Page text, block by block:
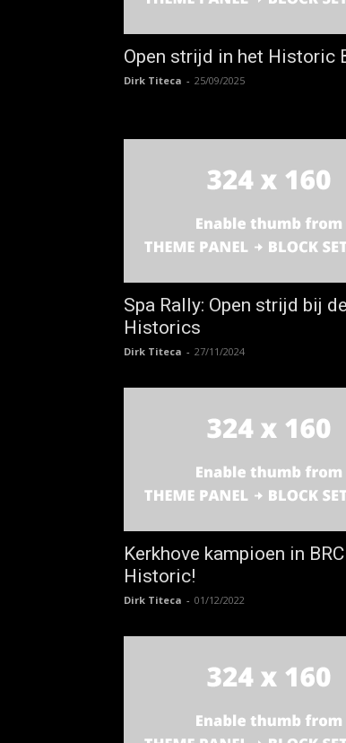
Open strijd in het Historic
Dirk Titeca - 25/09/2025
Spa Rally: Open strijd bij de
Historics
Dirk Titeca - 27/11/2024
Kerkhove kampioen in BRC
Historic!
Dirk Titeca - 01/12/2022